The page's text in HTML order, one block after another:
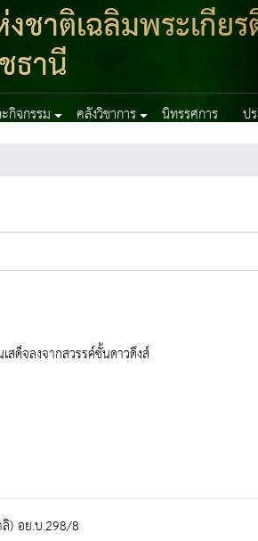
าติเฉลิมพระเกีย
ธานี
กิจกรรม คลังวิชาการ นิทรรศการ ป
ด็จลงจากสวรรค์ชั้นดาวดึงส์
) อย.บ.298/8